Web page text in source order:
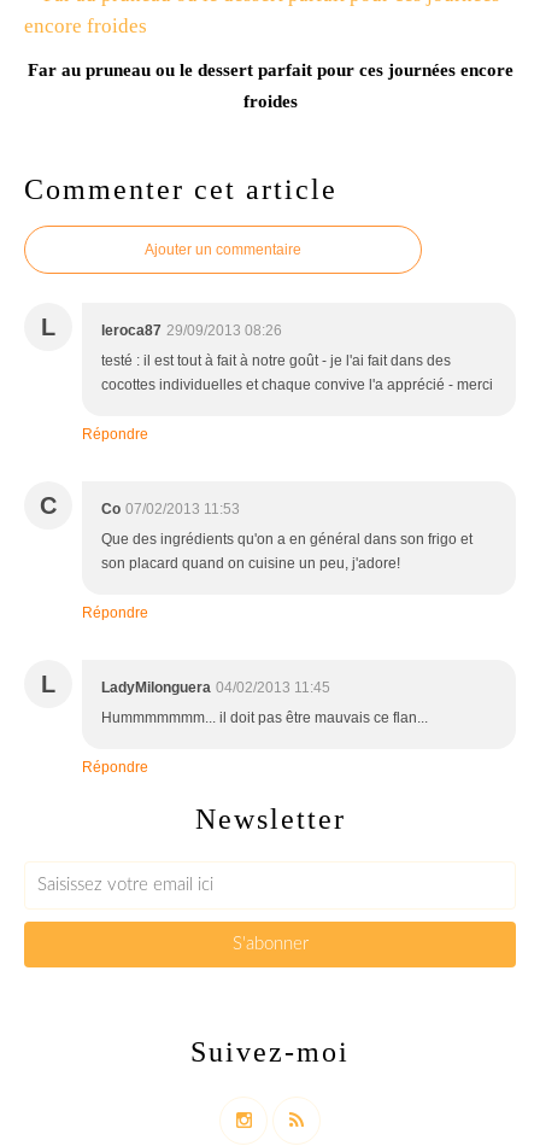
Far au pruneau ou le dessert parfait pour ces journées encore
froides
Commenter cet article
Ajouter un commentaire
L leroca87 29/09/2013 08:26
testé : il est tout à fait à notre goût - je l'ai fait dans des
cocottes individuelles et chaque convive l'a apprécié - merci
Répondre
C Co 07/02/2013 11:53
Que des ingrédients qu'on a en général dans son frigo et
son placard quand on cuisine un peu, j'adore!
Répondre
L LadyMilonguera 04/02/2013 11:45
Hummmmmmm... il doit pas être mauvais ce flan...
Répondre
Newsletter
Suivez-moi